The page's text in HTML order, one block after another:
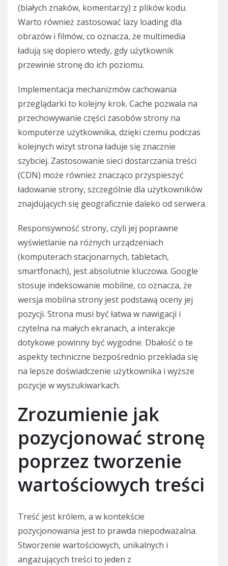
(białych znaków, komentarzy) z plików kodu.
Warto również zastosować lazy loading dla
obrazów i filmów, co oznacza, że multimedia
ładują się dopiero wtedy, gdy użytkownik
przewinie stronę do ich poziomu.
Implementacja mechanizmów cachowania
przeglądarki to kolejny krok. Cache pozwala na
przechowywanie części zasobów strony na
komputerze użytkownika, dzięki czemu podczas
kolejnych wizyt strona ładuje się znacznie
szybciej. Zastosowanie sieci dostarczania treści
(CDN) może również znacząco przyspieszyć
ładowanie strony, szczególnie dla użytkowników
znajdujących się geograficznie daleko od serwera.
Responsywność strony, czyli jej poprawne
wyświetlanie na różnych urządzeniach
(komputerach stacjonarnych, tabletach,
smartfonach), jest absolutnie kluczowa. Google
stosuje indeksowanie mobilne, co oznacza, że
wersja mobilna strony jest podstawą oceny jej
pozycji. Strona musi być łatwa w nawigacji i
czytelna na małych ekranach, a interakcje
dotykowe powinny być wygodne. Dbałość o te
aspekty techniczne bezpośrednio przekłada się
na lepsze doświadczenie użytkownika i wyższe
pozycje w wyszukiwarkach.
Zrozumienie jak
pozycjonować stronę
poprzez tworzenie
wartościowych treści
Treść jest królem, a w kontekście
pozycjonowania jest to prawda niepodważalna.
Stworzenie wartościowych, unikalnych i
angażujących treści to jeden z